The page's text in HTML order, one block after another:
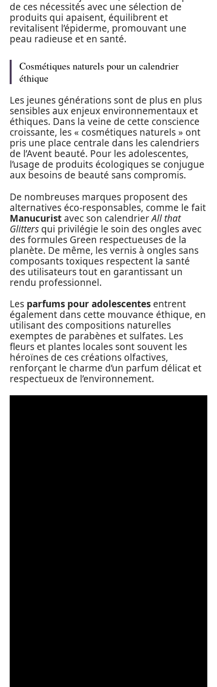
de ces nécessités avec une sélection de
produits qui apaisent, équilibrent et
revitalisent l’épiderme, promouvant une
peau radieuse et en santé.
Cosmétiques naturels pour un calendrier
éthique
Les jeunes générations sont de plus en plus
sensibles aux enjeux environnementaux et
éthiques. Dans la veine de cette conscience
croissante, les « cosmétiques naturels » ont
pris une place centrale dans les calendriers
de l’Avent beauté. Pour les adolescentes,
l’usage de produits écologiques se conjugue
aux besoins de beauté sans compromis.
De nombreuses marques proposent des
alternatives éco-responsables, comme le fait
Manucurist avec son calendrierAll that
Glitters qui privilégie le soin des ongles avec
des formules Green respectueuses de la
planète. De même, les vernis à ongles sans
composants toxiques respectent la santé
des utilisateurs tout en garantissant un
rendu professionnel.
Les parfums pour adolescentes entrent
également dans cette mouvance éthique, en
utilisant des compositions naturelles
exemptes de parabènes et sulfates. Les
fleurs et plantes locales sont souvent les
héroïnes de ces créations olfactives,
renforçant le charme d’un parfum délicat et
respectueux de l’environnement.